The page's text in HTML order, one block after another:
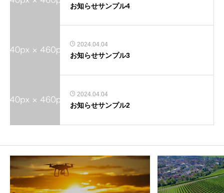
お知らせサンプル4
2024.04.04
お知らせサンプル3
2024.04.04
お知らせサンプル2